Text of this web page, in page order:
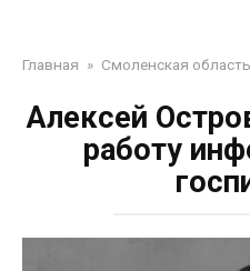
Главная » Смоленская область
Алексей
работу